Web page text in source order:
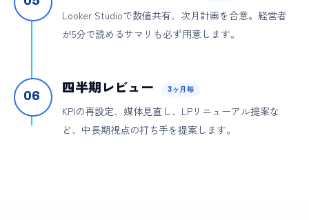
Looker Studioで数値共有、次月計画を合意。経営者
が5分で読めるサマリも必ず用意します。
06 四半期レビュー 3ヶ月毎
KPIの再設定、媒体見直し、LPリニューアル提案な
ど、中長期視点の打ち手を提案します。